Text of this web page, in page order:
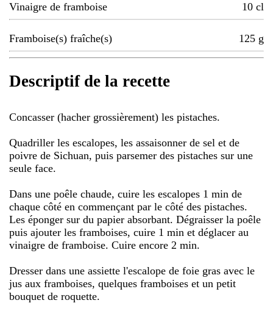
Vinaigre de framboise 10 cl
Framboise(s) fraîche(s) 125 g
Descriptif de la recette
Concasser (hacher grossièrement) les pistaches.
Quadriller les escalopes, les assaisonner de sel et de
poivre de Sichuan, puis parsemer des pistaches sur une
seule face.
Dans une poêle chaude, cuire les escalopes 1 min de
chaque côté en commençant par le côté des pistaches.
Les éponger sur du papier absorbant. Dégraisser la poêle
puis ajouter les framboises, cuire 1 min et déglacer au
vinaigre de framboise. Cuire encore 2 min.
Dresser dans une assiette l'escalope de foie gras avec le
jus aux framboises, quelques framboises et un petit
bouquet de roquette.